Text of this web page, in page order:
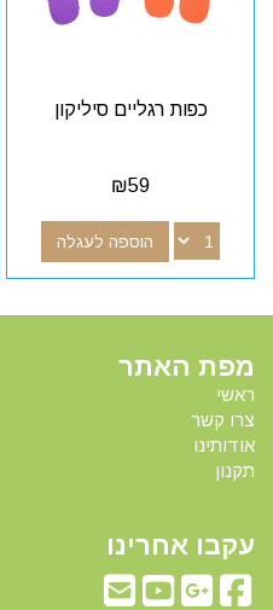
כפות רגליים סיליקון
₪59
הוספה לעגלה
מפת האתר
ראשי
צרו קשר
אודותינו
תקנון
עקבו אחרינו